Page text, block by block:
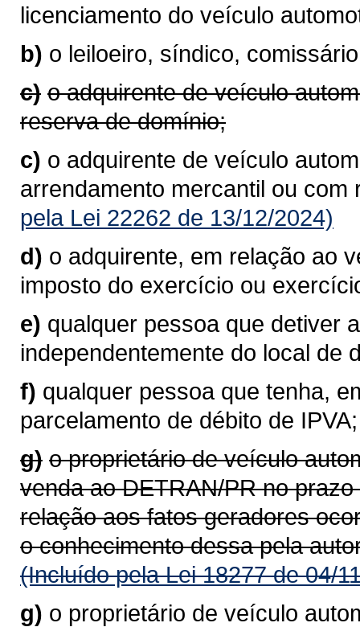
licenciamento do veículo
b) o leiloeiro, síndico,
c) o adquirente de veículo
reserva de domínio;
c) o adquirente de veículo
arrendamento mercantil ou com
pela Lei 22262 de 13/12/2024)
d) o adquirente, em relação ao
imposto do exercício ou
e) qualquer pessoa que detiver
independentemente do local de
f) qualquer pessoa que tenha,
parcelamento de débito de IPVA;
g) o proprietário de veículo
venda ao DETRAN/PR no
relação aos fatos geradores
o conhecimento dessa pela
(Incluído pela Lei 18277 de 04/
g) o proprietário de veículo